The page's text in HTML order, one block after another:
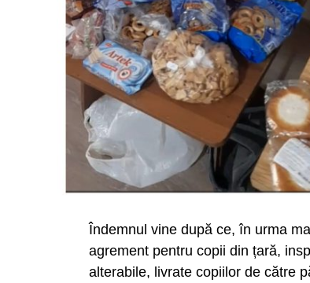
Îndemnul vine după ce, în urma
agrement pentru copii din țară,
alterabile, livrate copiilor de către